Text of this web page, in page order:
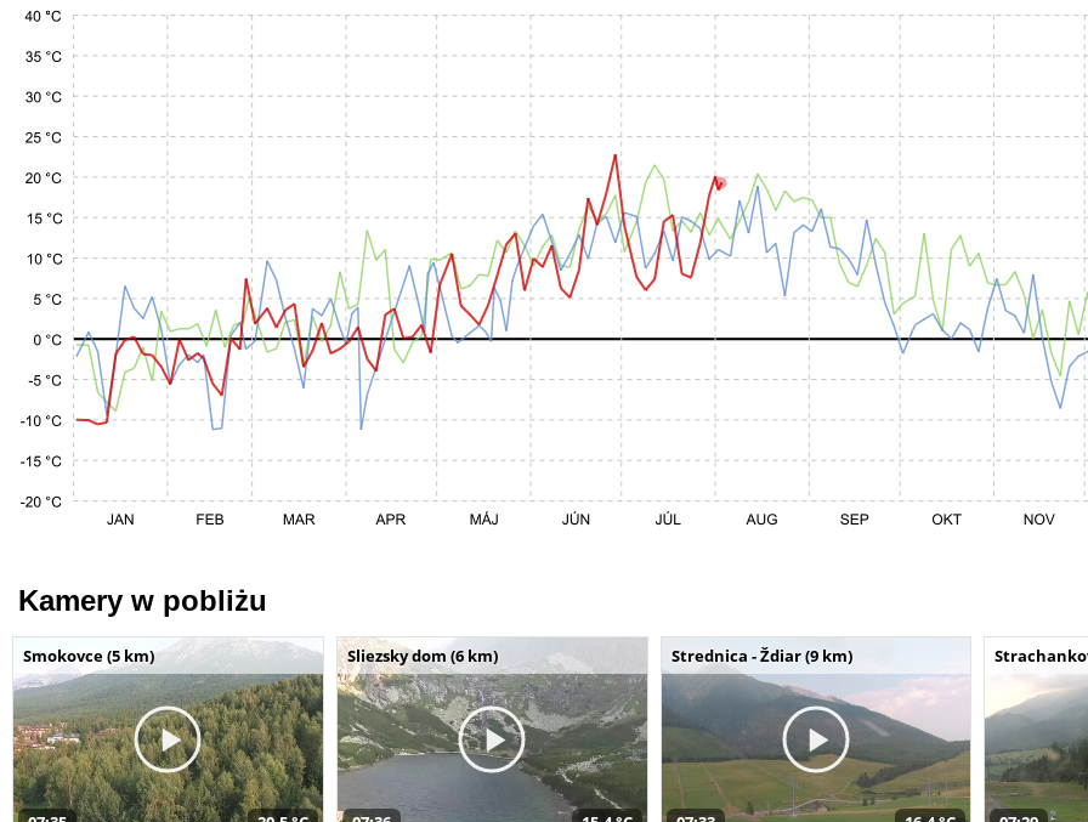
Kamery w pobliżu
Smokovce (5 km) Sliezsky dom (6 km) Strednica - Ždiar (9 km)